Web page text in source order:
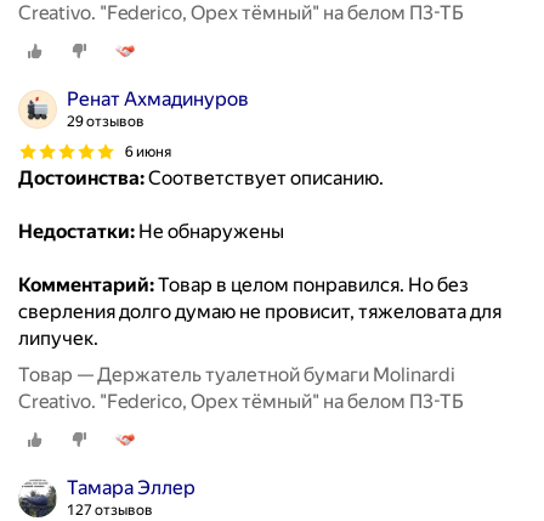
Creativo. "Federico, Орех тёмный" на белом П3-ТБ
Ренат Ахмадинуров
29 отзывов
6 июня
Достоинства:Соответствует описанию.
Недостатки: Не обнаружены
Комментарий:Товар в целом понравился. Но без
сверления долго думаю не провисит, тяжеловата для
липучек.
Товар — Держатель туалетной бумаги Molinardi
Creativo. "Federico, Орех тёмный" на белом П3-ТБ
Тамара Эллер
127 отзывов